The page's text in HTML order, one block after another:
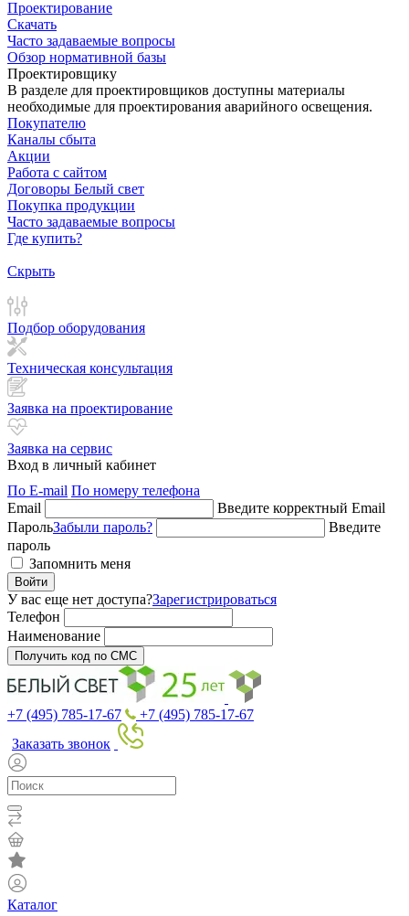
Проектирование
Скачать
Часто задаваемые вопросы
Обзор нормативной базы
Проектировщику
В разделе для проектировщиков доступны материалы
необходимые для проектирования аварийного освещения.
Покупателю
Каналы сбыта
Акции
Работа с сайтом
Договоры Белый свет
Покупка продукции
Часто задаваемые вопросы
Где купить?
Скрыть
Подбор оборудования
Техническая консультация
Заявка на проектирование
Заявка на сервис
Вход в личный кабинет
По E-mail По номеру телефона
Email
Введите корректный Email
ПарольЗабыли пароль?
Введите
пароль
Запомнить меня
Войти
У вас еще нет доступа?Зарегистрироваться
Телефон
Наименование
Получить код по СМС
+7 (495) 785-17-67
+7 (495) 785-17-67
Заказать звонок
Каталог